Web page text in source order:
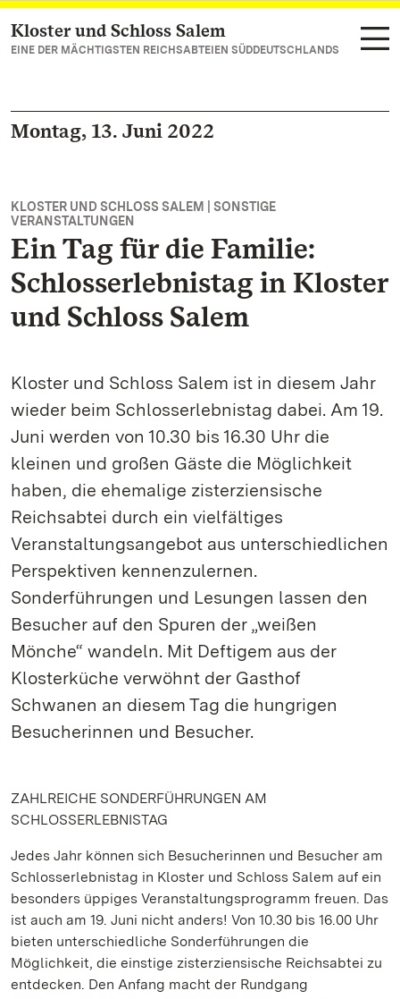
Zum Hauptinhalt springen
Kloster und Schloss Salem
EINE DER MÄCHTIGSTEN REICHSABTEIEN SÜDDEUTSCHLANDS
Montag, 13. Juni 2022
KLOSTER UND SCHLOSS SALEM | SONSTIGE
VERANSTALTUNGEN
Ein Tag für die Familie:
Schlosserlebnistag in Kloster
und Schloss Salem
Kloster und Schloss Salem ist in diesem Jahr
wieder beim Schlosserlebnistag dabei. Am 19.
Juni werden von 10.30 bis 16.30 Uhr die
kleinen und großen Gäste die Möglichkeit
haben, die ehemalige zisterziensische
Reichsabtei durch ein vielfältiges
Veranstaltungsangebot aus unterschiedlichen
Perspektiven kennenzulernen.
Sonderführungen und Lesungen lassen den
Besucher auf den Spuren der „weißen
Mönche“ wandeln. Mit Deftigem aus der
Klosterküche verwöhnt der Gasthof
Schwanen an diesem Tag die hungrigen
Besucherinnen und Besucher.
ZAHLREICHE SONDERFÜHRUNGEN AM
SCHLOSSERLEBNISTAG
Jedes Jahr können sich Besucherinnen und Besucher am
Schlosserlebnistag in Kloster und Schloss Salem auf ein
besonders üppiges Veranstaltungsprogramm freuen. Das
ist auch am 19. Juni nicht anders! Von 10.30 bis 16.00 Uhr
bieten unterschiedliche Sonderführungen die
Möglichkeit, die einstige zisterziensische Reichsabtei zu
entdecken. Den Anfang macht der Rundgang